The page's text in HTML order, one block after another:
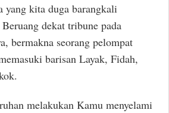
yang kita duga barangkali
dekat tribune pada
bermakna seorang pelompat
barisan Layak, Fidah,
melakukan Kamu menyelami